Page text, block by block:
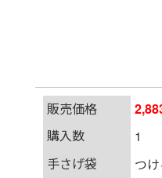
販売価格
購入数
手さげ袋